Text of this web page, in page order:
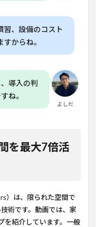
習、設備のコスト
からね。
よしだ
導入の判
ね。
を最大7倍活
）は、限られた空間で
術です。動画では、家
を紹介しています。一般